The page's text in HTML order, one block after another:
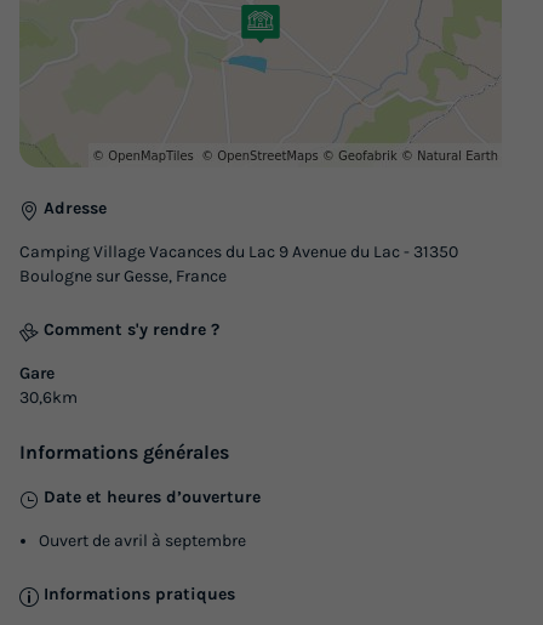
Adresse
Camping Village Vacances du Lac 9 Avenue du Lac - 31350
Boulogne sur Gesse, France
Comment s'y rendre ?
Gare
30,6km
Informations générales
Date et heures d’ouverture
Ouvert de avril à septembre
Informations pratiques